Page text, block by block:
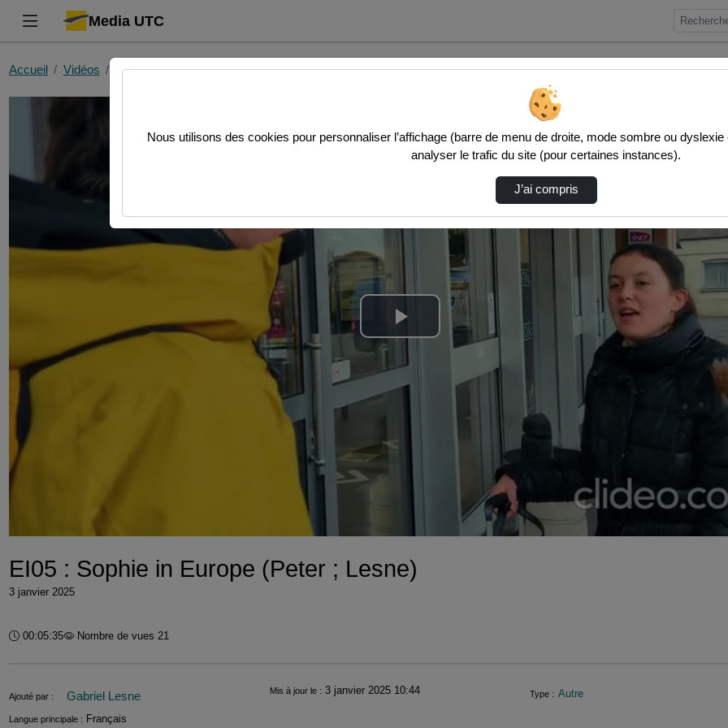
Media UTC
Accueil Vidéos EI05 : Sophie in Europe (Peter ; Lesne)
Lire
la
vidéo
EI05 : Sophie in Europe (Peter ; Lesne)
3 janvier 2025
Durée :
00:05:35 Nombre de vues 21
Informations
Ajouté par : Gabriel Lesne Mis à jour le : 3 janvier 2025 10:44 Type : Autre
Langue principale : Français
Nous utilisons des cookies pour personnaliser l’affichage (barre de menu de droite, mode sombre ou
analyser le trafic du site (pour certaines instances).
J’ai compris